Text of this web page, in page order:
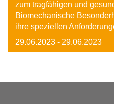
zum tragfähigen und
Biomechanische
ihre speziellen
29.06.2023 - 29.06.2023